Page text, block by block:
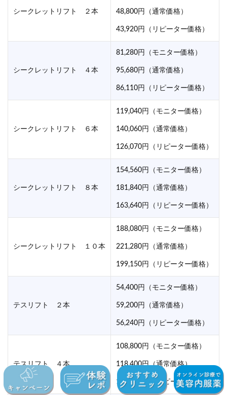
シークレットリフト ２本 48,800円（通常価格）
43,920円（リピーター価格）
シークレットリフト ４本
81,280円（モニター価格）
95,680円（通常価格）
86,110円（リピーター価格）
シークレットリフト ６本
119,040円（モニター価格）
140,060円（通常価格）
126,070円（リピーター価格）
シークレットリフト ８本
154,560円（モニター価格）
181,840円（通常価格）
163,640円（リピーター価格）
シークレットリフト １０本
188,080円（モニター価格）
221,280円（通常価格）
199,150円（リピーター価格）
テスリフト ２本
54,400円（モニター価格）
59,200円（通常価格）
56,240円（リピーター価格）
テスリフト ４本
108,800円（モニター価格）
118,400円（通常価格）
112,480円（リピーター価格）